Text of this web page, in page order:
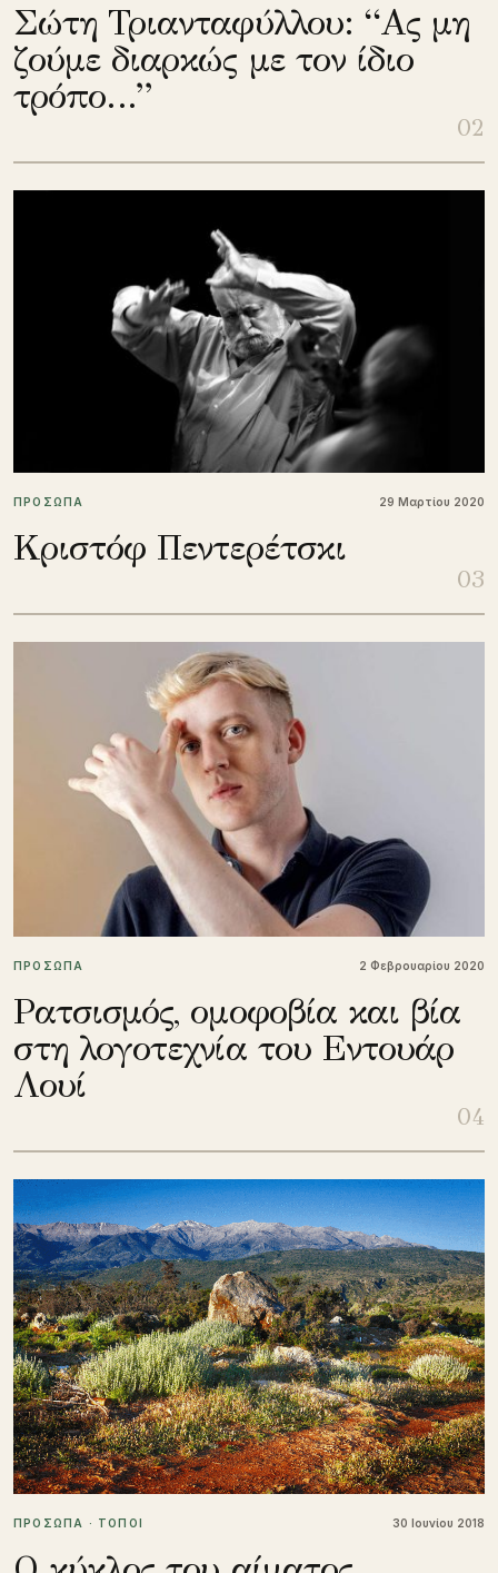
Σώτη Τριανταφύλλου: “Ας μη
ζούμε διαρκώς με τον ίδιο
τρόπο…”
02
ΠΡΟΣΩΠΑ 29 Μαρτίου 2020
Κριστόφ Πεντερέτσκι
03
ΠΡΟΣΩΠΑ 2 Φεβρουαρίου 2020
Ρατσισμός, ομοφοβία και βία
στη λογοτεχνία του Εντουάρ
Λουί
04
ΠΡΟΣΩΠΑ · ΤΟΠΟΙ 30 Ιουνίου 2018